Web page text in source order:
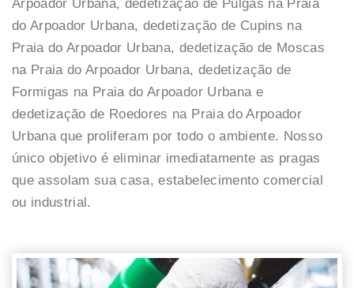
Arpoador Urbana, dedetização de Pulgas na Praia
do Arpoador Urbana, dedetização de Cupins na
Praia do Arpoador Urbana, dedetização de Moscas
na Praia do Arpoador Urbana, dedetização de
Formigas na Praia do Arpoador Urbana e
dedetização de Roedores na Praia do Arpoador
Urbana que proliferam por todo o ambiente. Nosso
único objetivo é eliminar imediatamente as pragas
que assolam sua casa, estabelecimento comercial
ou industrial.